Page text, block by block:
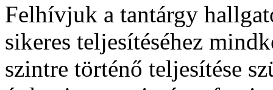
Felhívjuk a tantárgy
sikeres teljesítéséhez
szintre történő teljesítése